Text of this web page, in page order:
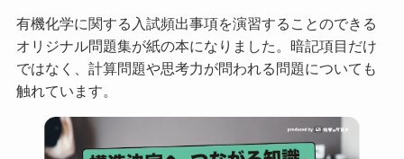
有機化学に関する入試頻出事項を演習することのできる
オリジナル問題集が紙の本になりました。暗記項目だけ
ではなく、計算問題や思考力が問われる問題についても
触れています。